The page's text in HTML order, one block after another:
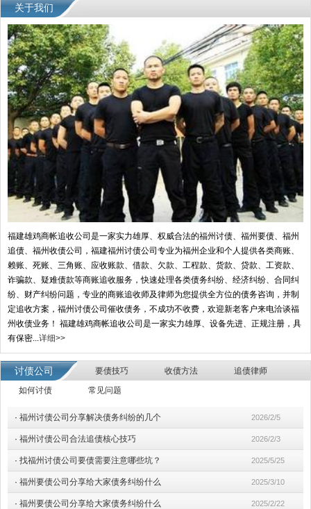
关于我们
福建雄鸡商帐追收公司是一家实力雄厚、权威合法的福州讨债、福州要债、福州
追债、福州收债公司，福建福州讨债公司专业为福州企业和个人提供各类商账、
赖账、死账、三角账、应收账款、借款、欠款、工程款、货款、贷款、工资款、
诈骗款、疑难债款等商账追收服务，快速处理各类债务纠纷、经济纠纷、合同纠
纷、财产纠纷问题，专业的商账追收师及律师为您提供全方位的债务咨询，并制
定追收方案，福州讨债公司催收债务，不成功不收费，欢迎新老客户来电洽谈福
州收债业务！ 福建雄鸡商帐追收公司是一家实力雄厚、设备先进、正规注册，具
有保密...详细>>
讨债公司 要债技巧 收债方法
追债律师
如何讨债
常见问题
· 福州讨债公司分享解决债务纠纷的几个 2026/2/5
· 福州讨债公司合法追债核心技巧 2026/2/3
· 找福州讨债公司要债需要注意哪些坑？ 2025/5/25
· 福州要债公司分享给大家债务纠纷什么 2025/3/10
· 福州要债公司分享给大家债务纠纷什么 2025/2/22